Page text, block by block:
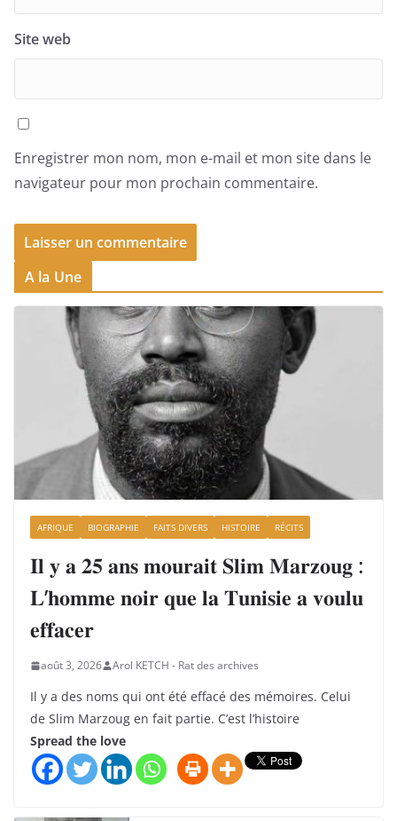
Site web
Enregistrer mon nom, mon e-mail et mon site dans le
navigateur pour mon prochain commentaire.
A la Une
AFRIQUE BIOGRAPHIE FAITS DIVERS HISTOIRE RÉCITS
𝐈𝐥 𝐲 𝐚 𝟐𝟓 𝐚𝐧𝐬 𝐦𝐨𝐮𝐫𝐚𝐢𝐭 𝐒𝐥𝐢𝐦 𝐌𝐚𝐫𝐳𝐨𝐮𝐠 :
𝐋’𝐡𝐨𝐦𝐦𝐞 𝐧𝐨𝐢𝐫 𝐪𝐮𝐞 𝐥𝐚 𝐓𝐮𝐧𝐢𝐬𝐢𝐞 𝐚 𝐯𝐨𝐮𝐥𝐮
𝐞𝐟𝐟𝐚𝐜𝐞𝐫
août 3, 2026 Arol KETCH - Rat des archives
Il y a des noms qui ont été effacé des mémoires. Celui
de Slim Marzoug en fait partie. C’est l’histoire
Spread the love